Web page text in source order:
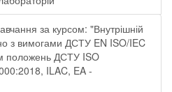
за курсом: "Внутрішній
з вимогами ДСТУ EN ISO/IEC
положень ДСТУ ISO
ILAC, EA -